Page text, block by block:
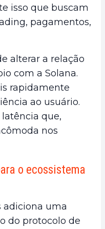
isso que buscam
pagamentos,
alterar a relação
com a Solana.
rapidamente
ao usuário.
latência que,
nos
o ecossistema
adiciona uma
do protocolo de